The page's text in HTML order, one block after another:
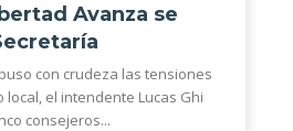
Avanza se
con crudeza las tensiones
el intendente Lucas Ghi
consejeros...